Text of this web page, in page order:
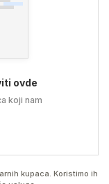
ovde
koji nam
kupaca. Koristimo ih